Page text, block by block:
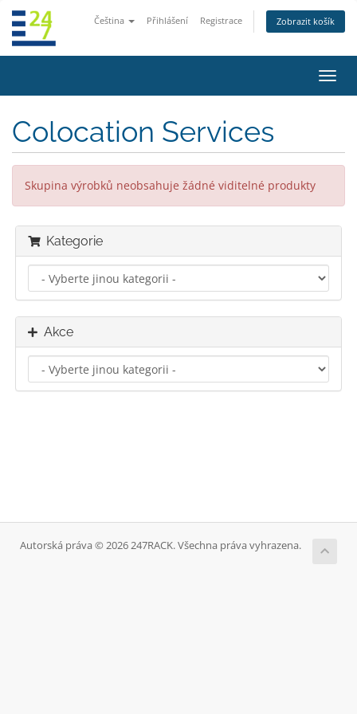
Čeština Přihlášení Registrace Zobrazit košík
Colocation Services
Skupina výrobků neobsahuje žádné viditelné produkty
Kategorie
Akce
Autorská práva © 2026 247RACK. Všechna práva vyhrazena.